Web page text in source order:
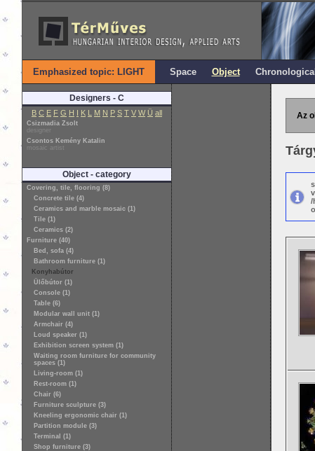
Emphasized topic: LIGHT Space Object
Designers - C
B C E F G H I K L M N P S T V W Ü all
Csizmadia Zsolt
designer
Csontos Kemény Katalin
mosaic artist
Object - category
Covering, tile, flooring (8)
Concrete tile (4)
Ceramics and marble mosaic (1)
Tile (1)
Ceramics (2)
Furniture (40)
Bed, sofa (4)
Bathroom furniture (1)
Konyhabútor
Ülőbútor (1)
Console (1)
Table (6)
Modular wall unit (1)
Armchair (4)
Loud speaker (1)
Exhibition screen system (1)
Waiting room furniture for community
spaces (1)
Living-room (1)
Rest-room (1)
Chair (6)
Furniture sculpture (3)
Kneeling ergonomic chair (1)
Partition module (3)
Terminal (1)
Shop furniture (3)
Az
/